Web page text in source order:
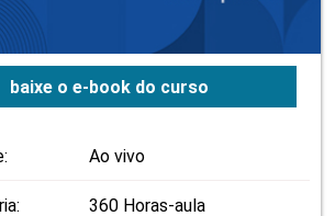
baixe o e-book do curso
Ao vivo
360 Horas-aula